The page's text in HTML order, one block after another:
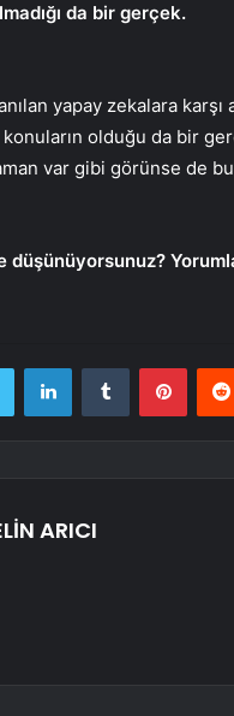
da bir gerçek.
yapay zekalara karşı
olduğu da bir
var gibi görünse de
düşünüyorsunuz?
Twitter LinkedInTumblr
ARICI